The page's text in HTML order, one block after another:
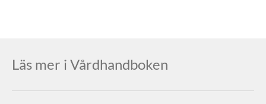
Läs mer i Vårdhandboken